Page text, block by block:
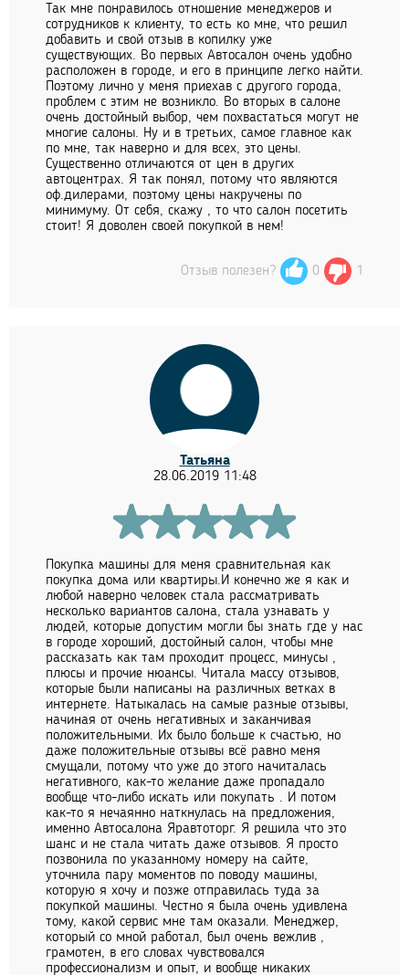
Так мне понравилось отношение менеджеров и
сотрудников к клиенту, то есть ко мне, что решил
добавить и свой отзыв в копилку уже
существующих. Во первых Автосалон очень удобно
расположен в городе, и его в принципе легко найти.
Поэтому лично у меня приехав с другого города,
проблем с этим не возникло. Во вторых в салоне
очень достойный выбор, чем похвастаться могут не
многие салоны. Ну и в третьих, самое главное как
по мне, так наверно и для всех, это цены.
Существенно отличаются от цен в других
автоцентрах. Я так понял, потому что являются
оф.дилерами, поэтому цены накручены по
минимуму. От себя, скажу , то что салон посетить
стоит! Я доволен своей покупкой в нем!
Отзыв полезен? 0 1
Татьяна
28.06.2019 11:48
Покупка машины для меня сравнительная как
покупка дома или квартиры.И конечно же я как и
любой наверно человек стала рассматривать
несколько вариантов салона, стала узнавать у
людей, которые допустим могли бы знать где у нас
в городе хороший, достойный салон, чтобы мне
рассказать как там проходит процесс, минусы ,
плюсы и прочие нюансы. Читала массу отзывов,
которые были написаны на различных ветках в
интернете. Натыкалась на самые разные отзывы,
начиная от очень негативных и заканчивая
положительными. Их было больше к счастью, но
даже положительные отзывы всё равно меня
смущали, потому что уже до этого начиталась
негативного, как-то желание даже пропадало
вообще что-либо искать или покупать . И потом
как-то я нечаянно наткнулась на предложения,
именно Автосалона Яравтоторг. Я решила что это
шанс и не стала читать даже отзывов. Я просто
позвонила по указанному номеру на сайте,
уточнила пару моментов по поводу машины,
которую я хочу и позже отправилась туда за
покупкой машины. Честно я была очень удивлена
тому, какой сервис мне там оказали. Менеджер,
который со мной работал, был очень вежлив ,
грамотен, в его словах чувствовался
профессионализм и опыт, и вообще никаких